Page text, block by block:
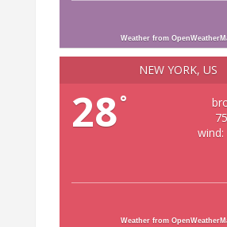
Weather from
NEW YORK, US
28°
Weather from